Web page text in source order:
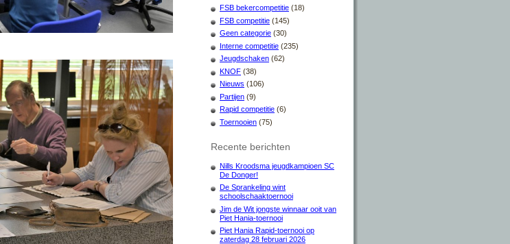
FSB bekercompetitie (18)
FSB competitie (145)
Geen categorie (30)
Interne competitie (235)
Jeugdschaken (62)
KNOF (38)
Nieuws (106)
Partijen (9)
Rapid competitie (6)
Toernooien (75)
Recente berichten
Nills Kroodsma jeugdkampioen SC
De Donger!
De Sprankeling wint
schoolschaaktoernooi
Jim de Wit jongste winnaar ooit van
Piet Hania-toernooi
Piet Hania Rapid-toernooi op
zaterdag 28 februari 2026